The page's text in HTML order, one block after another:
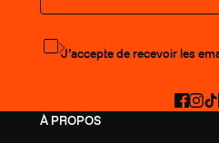
À PROPOS
S'abonner à la
J’accepte de recevoir les